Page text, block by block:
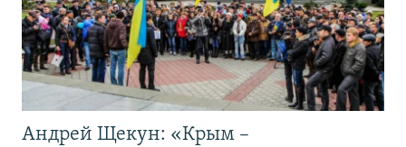
Андрей Щекун: «Крым –